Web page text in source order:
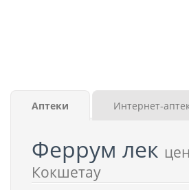
Аптеки Интернет-
Феррум лек
Кокшетау